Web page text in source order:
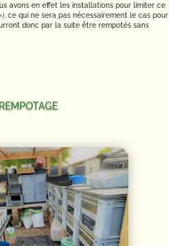
avons en effet les installations pour limiter ce
, ce qui ne sera pas nécessairement le cas pour
donc par la suite être rempotés sans